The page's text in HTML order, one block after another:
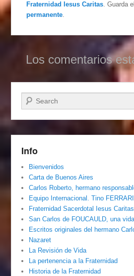
Fraternidad Iesus Caritas. Guarda
permanente.
Los comentarios
Buscar
Info
Bienvenidos
Carta de Buenos Aires
Carlos Roberto, hermano
Equipo Internacional. Tino FERRARI
Fraternidad Sacerdotal Iesus Caritas
San Carlos de FOUCAULD, una
Escritos originales del hermano
Nazaret
La Revisión de Vida
La pertenencia a la Fraternidad
Historia de la Fraternidad